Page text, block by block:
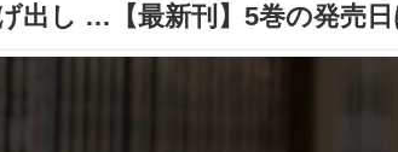
出し …【最新刊】5巻の発売